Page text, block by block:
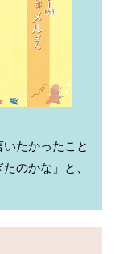
たかったこと
のかな」と、